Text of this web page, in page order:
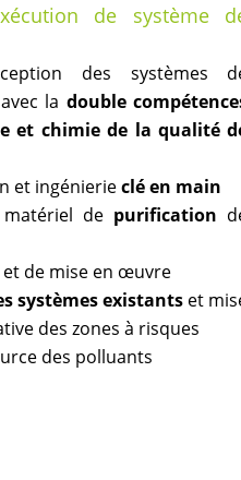
de système
des systèmes
la double
et chimie de la qualité
et ingénierieclé en main
de purification
de mise en œuvre
systèmes existants et
des zones à risques
des polluants